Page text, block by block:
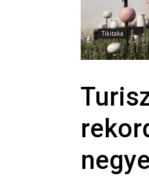
Tikitaka